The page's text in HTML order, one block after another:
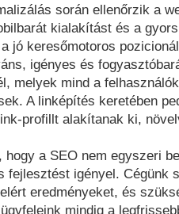
során ellenőrzik a
kialakítást és a
jó keresőmotoros
igényes és
melyek mind a
A linképítés keretében
profillt alakítanak ki,
hogy a SEO nem egyszeri
fejlesztést igényel. Cégünk
eredményeket, és
mindig a